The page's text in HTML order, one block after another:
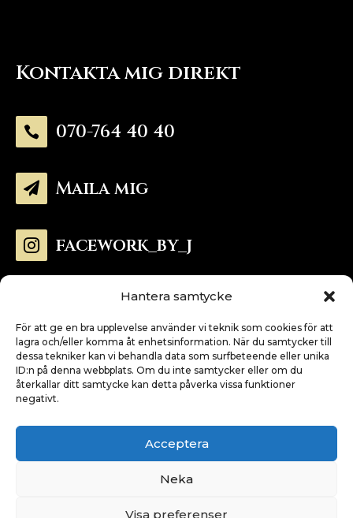
Hantera samtycke
För att ge en bra upplevelse använder vi teknik som cookies för att
lagra och/eller komma åt enhetsinformation. När du samtycker till
dessa tekniker kan vi behandla data som surfbeteende eller unika
ID:n på denna webbplats. Om du inte samtycker eller om du
återkallar ditt samtycke kan detta påverka vissa funktioner
negativt.
Acceptera
Neka
Visa preferenser
Kontakta mig direkt
 070-764 40 40
 Maila mig
 facework_by_j
Kungsängsgatan 52, 753 22
Uppsala
Start